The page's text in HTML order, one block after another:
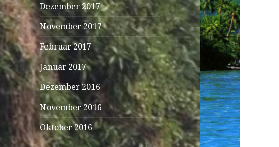
Dezember 2017
November 2017
Februar 2017
Januar 2017
Dezember 2016
November 2016
Oktober 2016